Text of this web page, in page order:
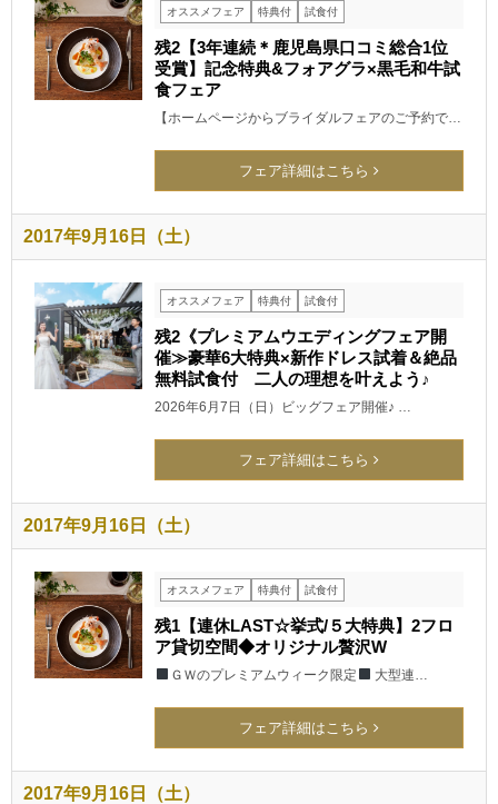
オススメフェア 特典付 試食付
残2【3年連続＊鹿児島県口コミ総合1位
受賞】記念特典&フォアグラ×黒毛和牛試
食フェア
【ホームページからブライダルフェアのご予約で…
フェア詳細はこちら
2017年9月16日（土）
オススメフェア 特典付 試食付
残2《プレミアムウエディングフェア開
催≫豪華6大特典×新作ドレス試着＆絶品
無料試食付 二人の理想を叶えよう♪
2026年6月7日（日）ビッグフェア開催♪ …
フェア詳細はこちら
2017年9月16日（土）
オススメフェア 特典付 試食付
残1【連休LAST☆挙式/５大特典】2フロ
ア貸切空間◆オリジナル贅沢W
ＧＷのプレミアムウィーク限定 大型連…
フェア詳細はこちら
2017年9月16日（土）